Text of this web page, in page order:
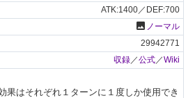
ATK:1400／DEF:700
photo ノーマル
29942771
収録 ／公式 ／Wiki
はそれぞれ１ターンに１度しか使用でき